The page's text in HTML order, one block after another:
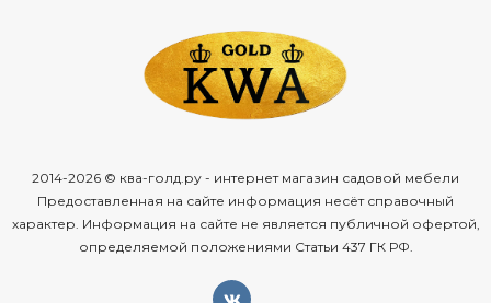
2014-2026 © ква-голд.ру - интернет магазин садовой мебели
Предоставленная на сайте информация несёт справочный
характер. Информация на сайте не является публичной офертой,
определяемой положениями Статьи 437 ГК РФ.